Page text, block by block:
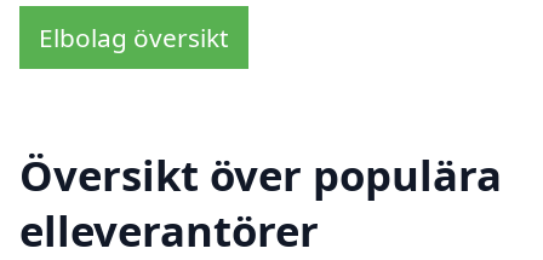
Elbolag översikt
Översikt över populära
elleverantörer